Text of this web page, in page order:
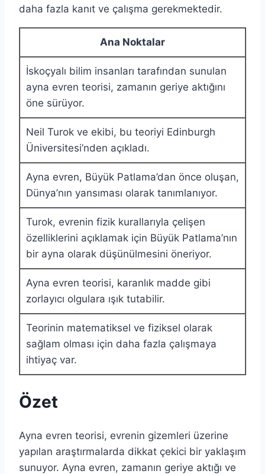
daha fazla kanıt ve çalışma gerekmektedir.
Ana Noktalar
İskoçyalı bilim insanları tarafından sunulan
ayna evren teorisi, zamanın geriye aktığını
öne sürüyor.
Neil Turok ve ekibi, bu teoriyi Edinburgh
Üniversitesi’nden açıkladı.
Ayna evren, Büyük Patlama’dan önce oluşan,
Dünya’nın yansıması olarak tanımlanıyor.
Turok, evrenin fizik kurallarıyla çelişen
özelliklerini açıklamak için Büyük Patlama’nın
bir ayna olarak düşünülmesini öneriyor.
Ayna evren teorisi, karanlık madde gibi
zorlayıcı olgulara ışık tutabilir.
Teorinin matematiksel ve fiziksel olarak
sağlam olması için daha fazla çalışmaya
ihtiyaç var.
Özet
Ayna evren teorisi, evrenin gizemleri üzerine
yapılan araştırmalarda dikkat çekici bir yaklaşım
sunuyor. Ayna evren, zamanın geriye aktığı ve